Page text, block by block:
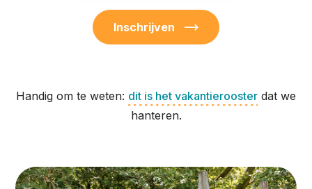
Inschrijven
Handig om te weten: dit is het vakantierooster dat we
hanteren.